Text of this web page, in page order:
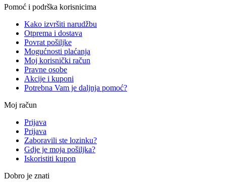
Pomoć i podrška korisnicima
Kako izvršiti narudžbu
Otprema i dostava
Povrat pošiljke
Mogućnosti plaćanja
Moj korisnički račun
Pravne osobe
Akcije i kuponi
Potrebna Vam je daljnja pomoć?
Moj račun
Prijava
Prijava
Zaboravili ste lozinku?
Gdje je moja pošiljka?
Iskoristiti kupon
Dobro je znati